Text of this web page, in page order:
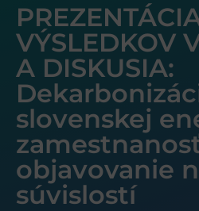
VÝSLEDKOV
A DISKUSIA:
slovenskej
objavovanie
súvislostí